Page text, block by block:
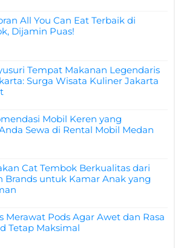
All You Can Eat Terbaik di
Dijamin Puas!
Tempat Makanan Legendaris
Surga Wisata Kuliner Jakarta
Mobil Keren yang
Sewa di Rental Mobil Medan
Cat Tembok Berkualitas dari
Brands untuk Kamar Anak yang
Merawat Pods Agar Awet dan Rasa
Tetap Maksimal